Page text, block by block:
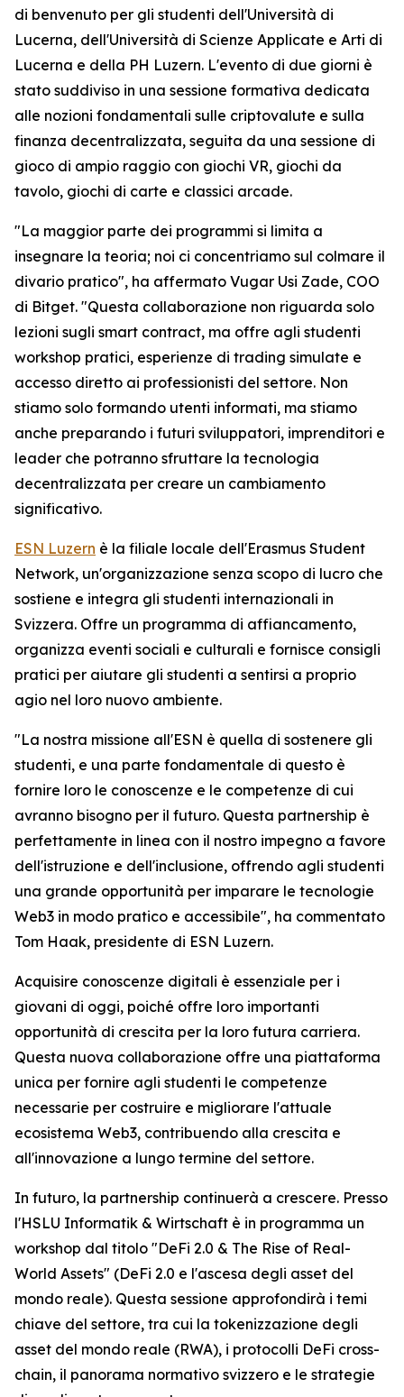
di benvenuto per gli studenti dell'Università di
Lucerna, dell'Università di Scienze Applicate e Arti di
Lucerna e della PH Luzern. L'evento di due giorni è
stato suddiviso in una sessione formativa dedicata
alle nozioni fondamentali sulle criptovalute e sulla
finanza decentralizzata, seguita da una sessione di
gioco di ampio raggio con giochi VR, giochi da
tavolo, giochi di carte e classici arcade.
"La maggior parte dei programmi si limita a
insegnare la teoria; noi ci concentriamo sul colmare il
divario pratico", ha affermato Vugar Usi Zade, COO
di Bitget. "Questa collaborazione non riguarda solo
lezioni sugli smart contract, ma offre agli studenti
workshop pratici, esperienze di trading simulate e
accesso diretto ai professionisti del settore. Non
stiamo solo formando utenti informati, ma stiamo
anche preparando i futuri sviluppatori, imprenditori e
leader che potranno sfruttare la tecnologia
decentralizzata per creare un cambiamento
significativo.
ESN Luzern è la filiale locale dell'Erasmus Student
Network, un'organizzazione senza scopo di lucro che
sostiene e integra gli studenti internazionali in
Svizzera. Offre un programma di affiancamento,
organizza eventi sociali e culturali e fornisce consigli
pratici per aiutare gli studenti a sentirsi a proprio
agio nel loro nuovo ambiente.
"La nostra missione all'ESN è quella di sostenere gli
studenti, e una parte fondamentale di questo è
fornire loro le conoscenze e le competenze di cui
avranno bisogno per il futuro. Questa partnership è
perfettamente in linea con il nostro impegno a favore
dell'istruzione e dell'inclusione, offrendo agli studenti
una grande opportunità per imparare le tecnologie
Web3 in modo pratico e accessibile", ha commentato
Tom Haak, presidente di ESN Luzern.
Acquisire conoscenze digitali è essenziale per i
giovani di oggi, poiché offre loro importanti
opportunità di crescita per la loro futura carriera.
Questa nuova collaborazione offre una piattaforma
unica per fornire agli studenti le competenze
necessarie per costruire e migliorare l'attuale
ecosistema Web3, contribuendo alla crescita e
all'innovazione a lungo termine del settore.
In futuro, la partnership continuerà a crescere. Presso
l'HSLU Informatik & Wirtschaft è in programma un
workshop dal titolo "DeFi 2.0 & The Rise of Real-
World Assets" (DeFi 2.0 e l'ascesa degli asset del
mondo reale). Questa sessione approfondirà i temi
chiave del settore, tra cui la tokenizzazione degli
asset del mondo reale (RWA), i protocolli DeFi cross-
chain, il panorama normativo svizzero e le strategie